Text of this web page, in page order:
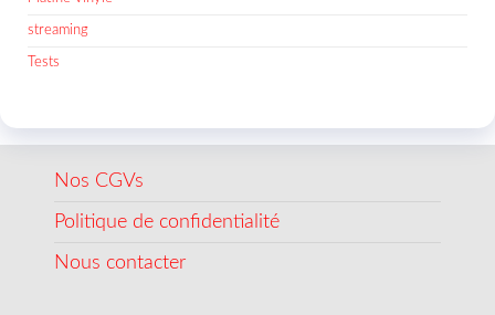
streaming
Tests
Nos CGVs
Politique de confidentialité
Nous contacter